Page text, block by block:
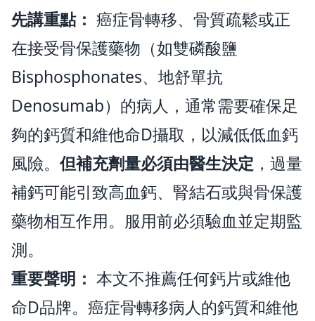
先講重點： 癌症骨轉移、骨質疏鬆或正
在接受骨保護藥物（如雙磷酸鹽
Bisphosphonates、地舒單抗
Denosumab）的病人，通常需要確保足
夠的鈣質和維他命D攝取，以減低低血鈣
風險。但補充劑量必須由醫生決定 ，過量
補鈣可能引致高血鈣、腎結石或與骨保護
藥物相互作用。服用前必須驗血並定期監
測。
重要聲明： 本文不推薦任何鈣片或維他
命D品牌。癌症骨轉移病人的鈣質和維他